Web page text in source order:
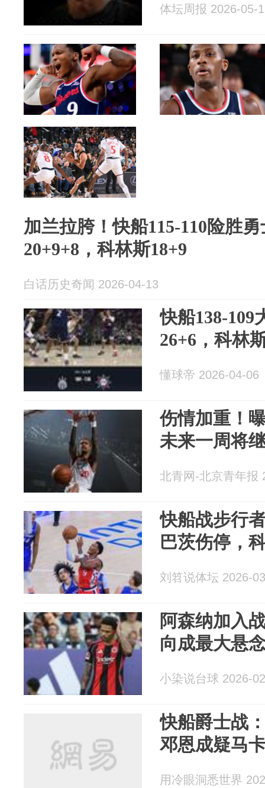
体坛周报 2026-05-
加兰拉胯！快船115-110险胜
20+9+8，科林斯18+9
白话历史奇闻 2026-04-13
快船138-109
26+6，科林
懂球帝 2026-04-06
伤情加重！
未来一周将
北青网-北京青年报
快船战步行
巴茨伤停，
刘笤说体坛 2026-
阿森纳加入
向成最大悬
小染说台球 2026-
快船爵士战
邓恩成疑马
用冷眼洞悉世界